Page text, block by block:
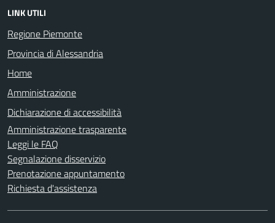
LINK UTILI
Regione Piemonte
Provincia di Alessandria
Home
Amministrazione
Dichiarazione di accessibilità
Amministrazione trasparente
Leggi le FAQ
Segnalazione disservizio
Prenotazione appuntamento
Richiesta d'assistenza